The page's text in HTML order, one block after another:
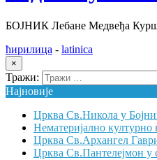
БОЈНИК Лебане Медвеђа
ћирилица - latinica
×
Тражи:
Најновије
Црква Св.Никола у
Нематеријално културно
Црква Св.Архангел
Црква Св.Пантелејмон у